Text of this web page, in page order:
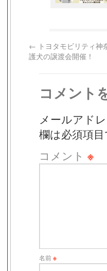
← トヨタモビリティ
護犬の譲渡会開催！
コメント
メールアド
欄は必須項目
コメント ※
名前※